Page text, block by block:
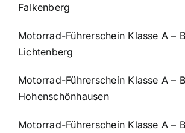
Falkenberg
Motorrad-Führerschein Klasse A –
Lichtenberg
Motorrad-Führerschein Klasse A –
Hohenschönhausen
Motorrad-Führerschein Klasse A –